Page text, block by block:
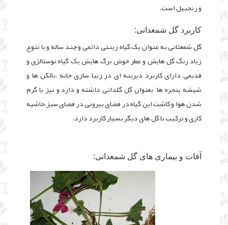
و زنجبیل است.
کاربرد گل شمعدانی:
گل شمعئانی به عنوان یک گیاه زینتی دائمی و چند ساله و با تنوع
زیاد رنگ گل هایش و عطر خوش برگ هایش یک گیاه نوستالژی و
قدیمی دارای کاربرد دیرینه ای در زیبا سازی خانه ،بالکن ها و
شیشه پنجره ها بعنوان گل گلدانی داشته و دارد و نیز با گرم
شدن هوا و کاشت این گیاه در فضای بیرونی در فضای سبز،حاشیه
کاری و ترکیب با گل های دیگر بسیار کاربرد دارد.
آفات و بیماری های گل شمعدانی: